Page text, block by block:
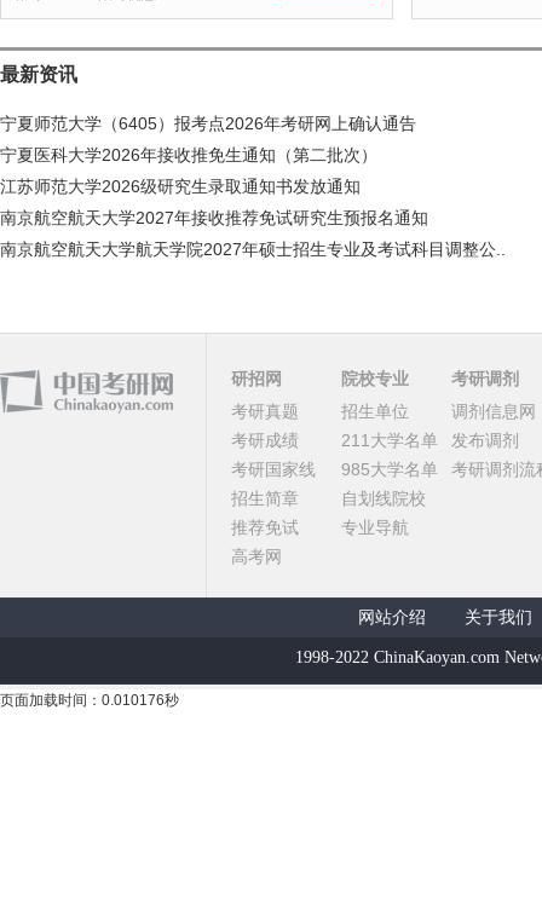
最新资讯
宁夏师范大学（6405）报考点2026年考研网上确认通告
宁夏医科大学2026年接收推免生通知（第二批次）
江苏师范大学2026级研究生录取通知书发放通知
南京航空航天大学2027年接收推荐免试研究生预报名通知
南京航空航天大学航天学院2027年硕士招生专业及考试科目调整公..
研招网
考研真题
考研成绩
考研国家线
招生简章
推荐免试
高考网
院校专业
招生单位
211大学名单
985大学名单
自划线院校
专业导航
考研调剂
调剂信息网
发布调剂
考研调剂流
网站介绍 关于我们
1998-2022 ChinaKaoyan.com
页面加载时间：0.010176秒